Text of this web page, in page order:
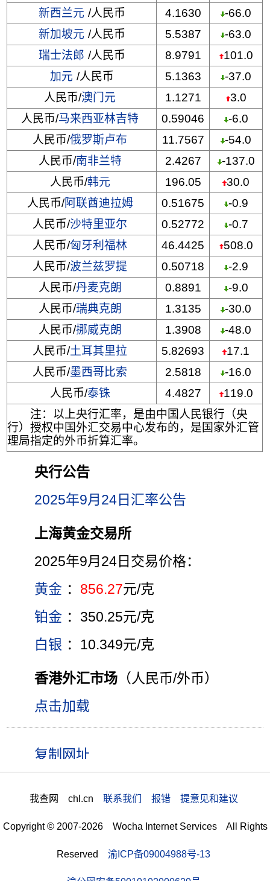
新西兰元 /人民币 4.1630
-66.0
新加坡元 /人民币 5.5387
-63.0
瑞士法郎 /人民币 8.9791
101.0
加元 /人民币 5.1363
-37.0
人民币/澳门元 1.1271
3.0
人民币/马来西亚林吉特 0.59046
-6.0
人民币/俄罗斯卢布 11.7567
-54.0
人民币/南非兰特 2.4267
-137.0
人民币/韩元 196.05
30.0
人民币/阿联酋迪拉姆 0.51675
-0.9
人民币/沙特里亚尔 0.52772
-0.7
人民币/匈牙利福林 46.4425
508.0
人民币/波兰兹罗提 0.50718
-2.9
人民币/丹麦克朗 0.8891
-9.0
人民币/瑞典克朗 1.3135
-30.0
人民币/挪威克朗 1.3908
-48.0
人民币/土耳其里拉 5.82693
17.1
人民币/墨西哥比索 2.5818
-16.0
人民币/泰铢 4.4827
119.0
注：以上央行汇率，是由中国人民银行（央
行）授权中国外汇交易中心发布的，是国家外汇管
理局指定的外币折算汇率。
央行公告
2025年9月24日汇率公告
上海黄金交易所
2025年9月24日交易价格：
黄金 ： 856.27元/克
铂金 ：350.25元/克
白银 ：10.349元/克
香港外汇市场 （人民币/外币）
点击加载
我查网 chl.cn 联系我们 报错 提意见和建议
Copyright © 2007-2026 Wocha Internet Services All Rights
Reserved 渝ICP备09004988号-13